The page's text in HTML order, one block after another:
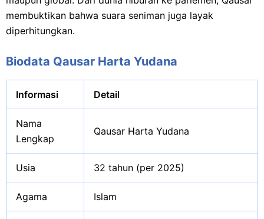
membuktikan bahwa suara seniman juga layak
diperhitungkan.
Biodata Qausar Harta Yudana
Informasi Detail
Nama
Lengkap
Qausar Harta Yudana
Usia 32 tahun (per 2025)
Agama Islam